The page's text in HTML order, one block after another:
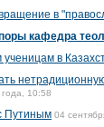
в
кафедра
в
10:58
Путиным 04